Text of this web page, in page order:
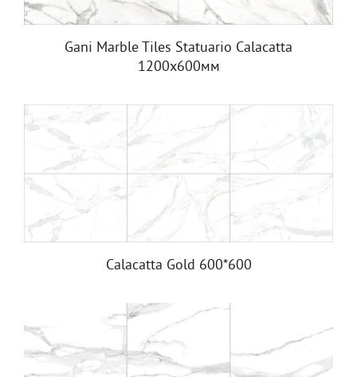
Gani Marble Tiles Statuario Calacatta
1200х600мм
Calacatta Gold 600*600